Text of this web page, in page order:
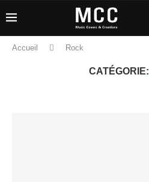
Accueil Rock
CATÉGORIE: